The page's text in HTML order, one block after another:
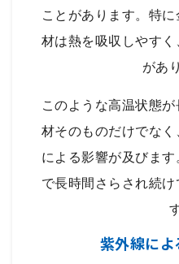
ことがあります。特
材は熱を吸収しやす
があ
このような高温状態
材そのものだけでな
による影響が及びま
で長時間さらされ続
紫外線によ